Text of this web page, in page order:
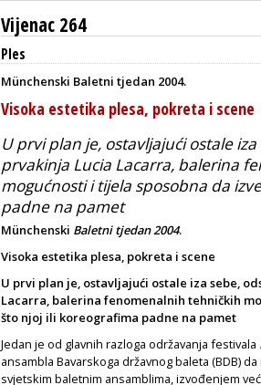
Vijenac 264
Ples
Münchenski Baletni tjedan 2004.
Visoka estetika plesa, pokreta i scene
U prvi plan je, ostavljajući ostale
prvakinja Lucia Lacarra, balerina
mogućnosti i tijela sposobna da
padne na pamet
Münchenski Baletni tjedan 2004.
Visoka estetika plesa, pokreta i scene
U prvi plan je, ostavljajući ostale iza sebe,
Lacarra, balerina fenomenalnih tehničkih
što njoj ili koreografima padne na pamet
Jedan je od glavnih razloga održavanja festivala
ansambla Bavarskoga državnog baleta (BDB)
svjetskim baletnim ansamblima, izvođenjem